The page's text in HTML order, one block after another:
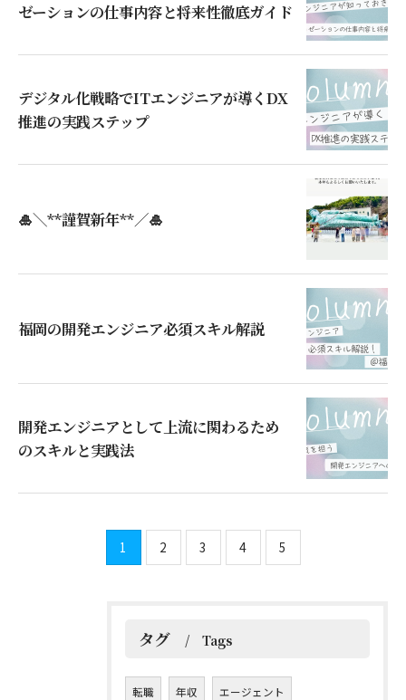
ゼーションの仕事内容と将来性徹底ガイド
デジタル化戦略でITエンジニアが導くDX
推進の実践ステップ
🎍＼**謹賀新年**／🎍
福岡の開発エンジニア必須スキル解説
開発エンジニアとして上流に関わるため
のスキルと実践法
1 2 3 4 5
タグ Tags
転職 年収 エージェント